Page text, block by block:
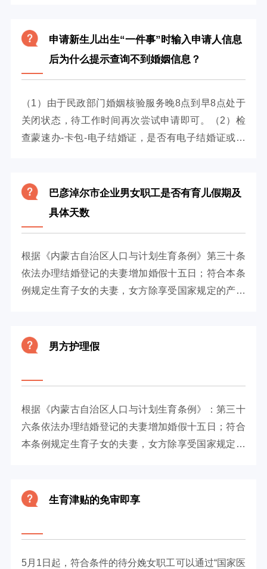
申请新生儿出生“一件事”时输入申请人信息
后为什么提示查询不到婚姻信息？
（1）由于民政部门婚姻核验服务晚8点到早8点处于
关闭状态，待工作时间再次尝试申请即可。（2）检
查蒙速办-卡包-电子结婚证，是否有电子结婚证或是
巴彦淖尔市企业男女职工是否有育儿假期及
具体天数
根据《内蒙古自治区人口与计划生育条例》第三十条
依法办理结婚登记的夫妻增加婚假十五日；符合本条
例规定生育子女的夫妻，女方除享受国家规定的产假
男方护理假
根据《内蒙古自治区人口与计划生育条例》：第三十
六条依法办理结婚登记的夫妻增加婚假十五日；符合
本条例规定生育子女的夫妻，女方除享受国家规定的
生育津贴的免审即享
5月1日起，符合条件的待分娩女职工可以通过“国家医